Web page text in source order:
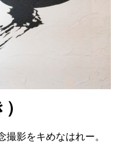
影をキめなはれー。